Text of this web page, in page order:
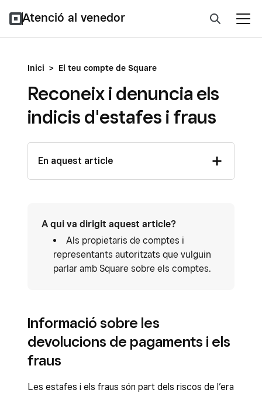
Atenció al venedor
Inici > El teu compte de Square
Reconeix i denuncia els
indicis d'estafes i fraus
En aquest article
A qui va dirigit aquest article?
Als propietaris de comptes i
representants autoritzats que vulguin
parlar amb Square sobre els comptes.
Informació sobre les
devolucions de pagaments i els
fraus
Les estafes i els fraus són part dels riscos de l’era